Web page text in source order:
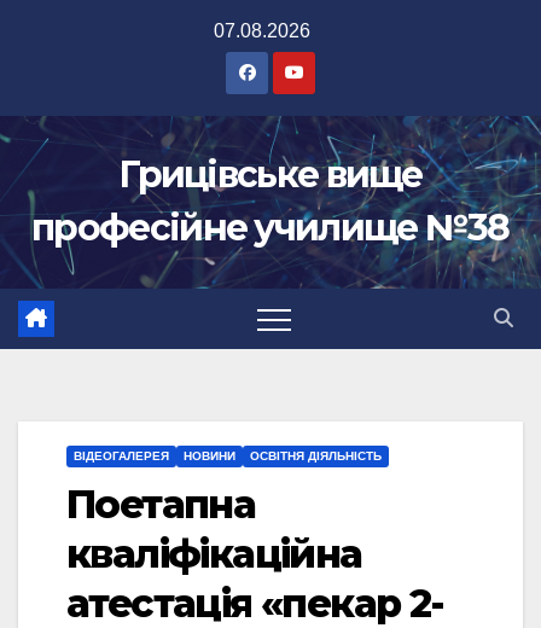
07.08.2026
Грицівське вище
професійне училище №38
ВІДЕОГАЛЕРЕЯ НОВИНИ ОСВІТНЯ ДІЯЛЬНІСТЬ
Поетапна
кваліфікаційна
атестація «пекар 2-